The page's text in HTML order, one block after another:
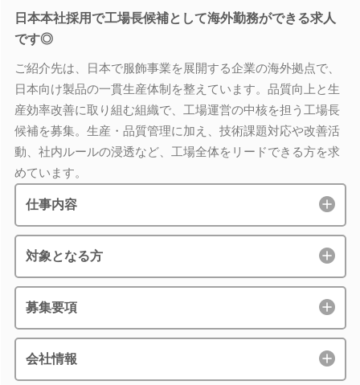
日本本社採用で工場長候補として海外勤務ができる求人
です◎
ご紹介先は、日本で服飾事業を展開する企業の海外拠点で、
日本向け製品の一貫生産体制を整えています。品質向上と生
産効率改善に取り組む組織で、工場運営の中核を担う工場長
候補を募集。生産・品質管理に加え、技術課題対応や改善活
動、社内ルールの浸透など、工場全体をリードできる方を求
めています。
仕事内容
対象となる方
募集要項
会社情報